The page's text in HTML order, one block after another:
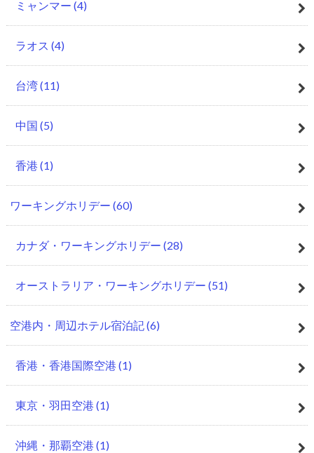
ミャンマー (4)
ラオス (4)
台湾(11)
中国 (5)
香港 (1)
ワーキングホリデー (60)
カナダ・ワーキングホリデー (28)
オーストラリア・ワーキングホリデー (51)
空港内・周辺ホテル宿泊記(6)
香港・香港国際空港 (1)
東京・羽田空港 (1)
沖縄・那覇空港 (1)